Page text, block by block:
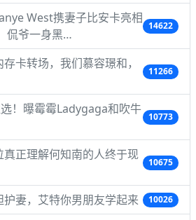
West携妻子比安卡亮相
侃爷一身黑…
14622
卡转场，我们慕容璟和，
11266
！曝霉霉Ladygaga和吹牛
10773
真正理解何知南的人终于现
10675
妻，艾特你男朋友学起来 10026